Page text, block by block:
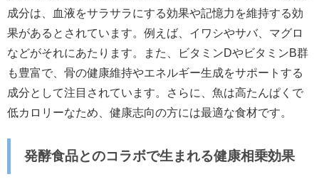
成分は、血液をサラサラにする効果や記憶力を維持する効
果があるとされています。例えば、イワシやサバ、マグロ
などがそれにあたります。また、ビタミンDやビタミンB群
も豊富で、骨の健康維持やエネルギー生成をサポートする
成分として注目されています。さらに、魚は高たんぱくで
低カロリーなため、健康志向の方には最適な食材です。
発酵食品とのコラボで生まれる健康相乗効果